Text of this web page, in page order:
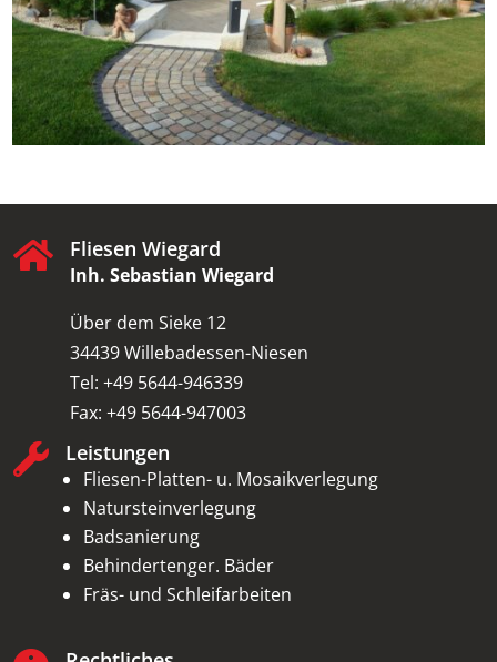
 Fliesen Wiegard
Inh. Sebastian Wiegard
Über dem Sieke 12
34439 Willebadessen-Niesen
Tel: +49 5644-946339
Fax: +49 5644-947003
 Leistungen
Fliesen-Platten- u. Mosaikverlegung
Natursteinverlegung
Badsanierung
Behindertenger. Bäder
Fräs- und Schleifarbeiten